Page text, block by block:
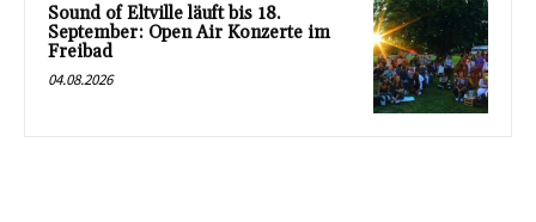
Sound of Eltville läuft bis 18.
September: Open Air Konzerte im
Freibad
04.08.2026